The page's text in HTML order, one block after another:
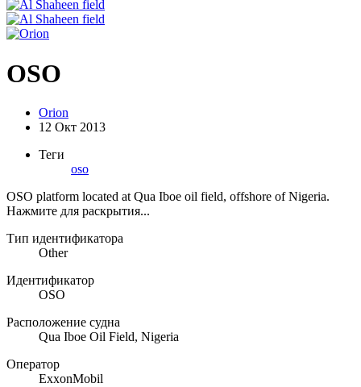
OSO
Orion
12 Окт 2013
Теги
oso
OSO platform located at Qua Iboe oil field, offshore of Nigeria.
Нажмите для раскрытия...
Тип идентификатора
Other
Идентификатор
OSO
Расположение судна
Qua Iboe Oil Field, Nigeria
Оператор
ExxonMobil